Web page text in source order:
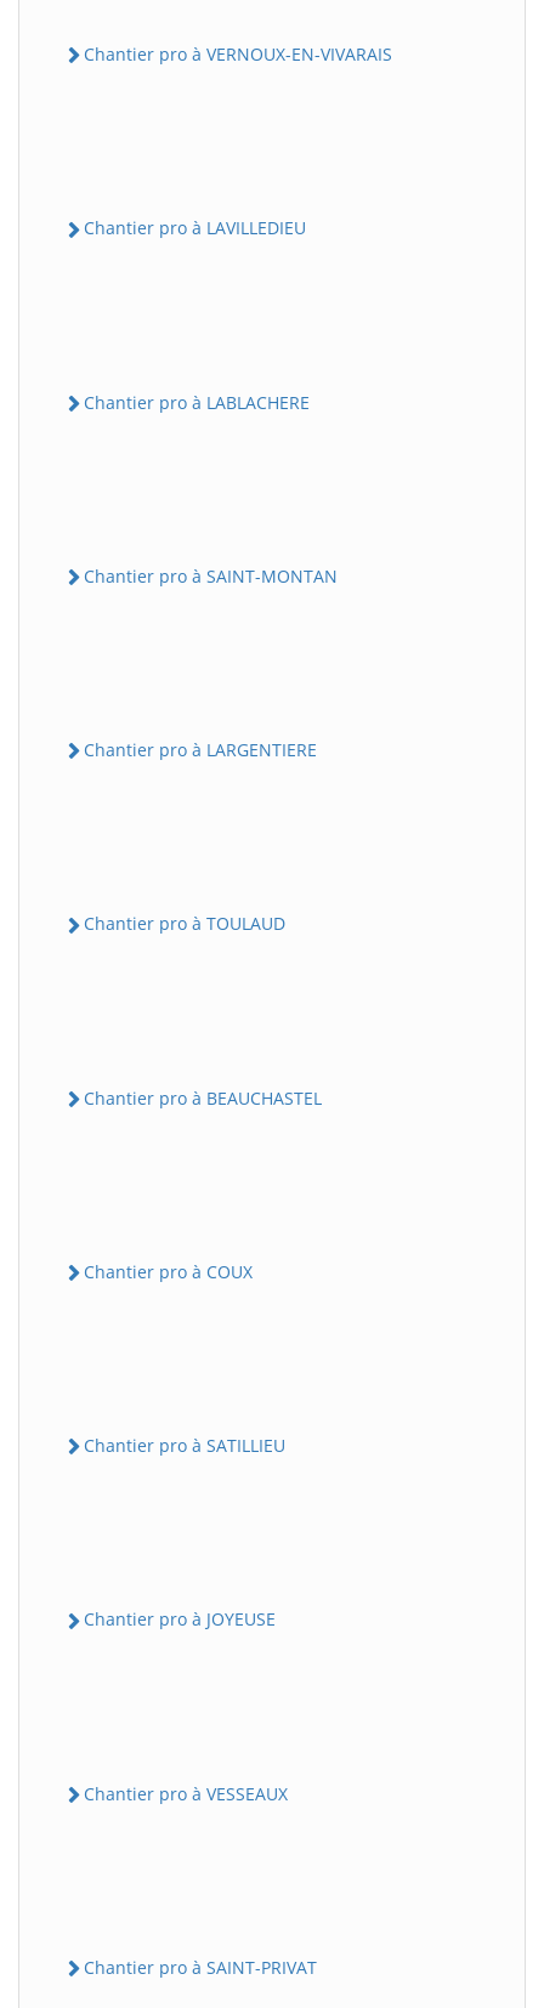
Chantier pro à VERNOUX-EN-VIVARAIS
Chantier pro à LAVILLEDIEU
Chantier pro à LABLACHERE
Chantier pro à SAINT-MONTAN
Chantier pro à LARGENTIERE
Chantier pro à TOULAUD
Chantier pro à BEAUCHASTEL
Chantier pro à COUX
Chantier pro à SATILLIEU
Chantier pro à JOYEUSE
Chantier pro à VESSEAUX
Chantier pro à SAINT-PRIVAT